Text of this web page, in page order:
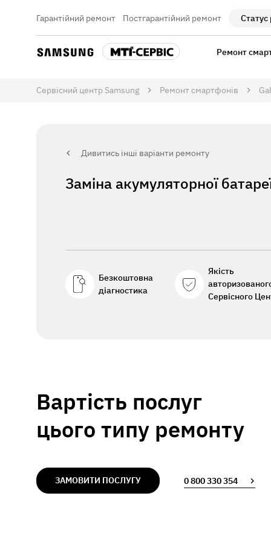
Гарантійний ремонт Постгарантійний ремонт Статус
Ремонт
Сервісний центр Samsung Ремонт смартфонів
Дивитись інші варіанти ремонту
Заміна акумуляторної
Безкоштовна
діагностика
Якість
Сервісного
Вартість послуг
цього типу ремонту
ЗАМОВИТИ ПОСЛУГУ 0 800 330 354